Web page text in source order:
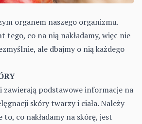
organem naszego organizmu.
tego, co na nią nakładamy, więc nie
ale dbajmy o nią każdego
zawierają podstawowe informacje na
skóry twarzy i ciała. Należy
to, co nakładamy na skórę, jest